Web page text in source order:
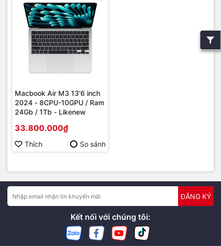
Macbook Air M3 13'6 inch
2024 - 8CPU-10GPU / Ram
24Gb / 1Tb - Likenew
33.800.000₫
Thích So sánh
ĐĂNG KÝ
Kết nối với chúng tôi: